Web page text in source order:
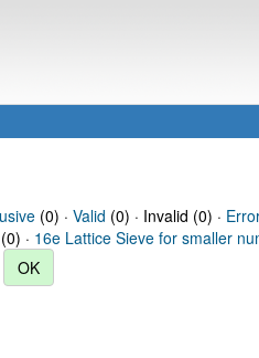
(0) · Valid (0) · Invalid (0) ·
(0) · 16e Lattice Sieve for smaller